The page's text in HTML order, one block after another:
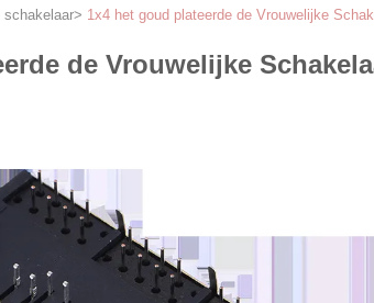
schakelaar> 1x4 het goud plateerde de Vrouwelijke
de Vrouwelijke